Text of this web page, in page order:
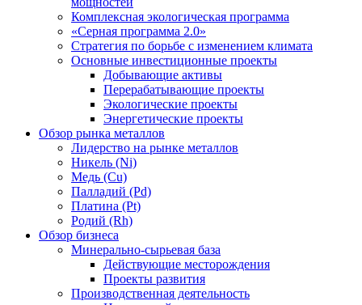
Комплексная экологическая программа
«Серная программа 2.0»
Стратегия по борьбе с изменением климата
Основные инвестиционные проекты
Добывающие активы
Перерабатывающие проекты
Экологические проекты
Энергетические проекты
Обзор рынка металлов
Лидерство на рынке металлов
Никель (Ni)
Медь (Cu)
Палладий (Pd)
Платина (Pt)
Родий (Rh)
Обзор бизнеса
Минерально-сырьевая база
Действующие месторождения
Проекты развития
Производственная деятельность